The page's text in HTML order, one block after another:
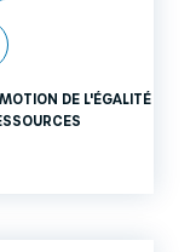
DE L'ÉGALITÉ